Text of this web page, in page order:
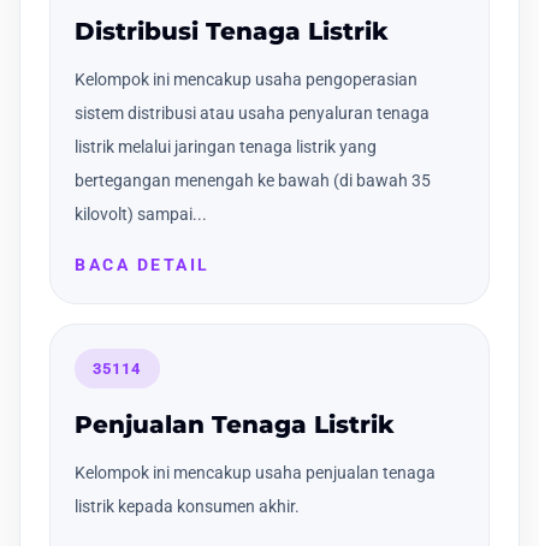
Distribusi Tenaga Listrik
Kelompok ini mencakup usaha pengoperasian
sistem distribusi atau usaha penyaluran tenaga
listrik melalui jaringan tenaga listrik yang
bertegangan menengah ke bawah (di bawah 35
kilovolt) sampai...
BACA DETAIL
35114
Penjualan Tenaga Listrik
Kelompok ini mencakup usaha penjualan tenaga
listrik kepada konsumen akhir.